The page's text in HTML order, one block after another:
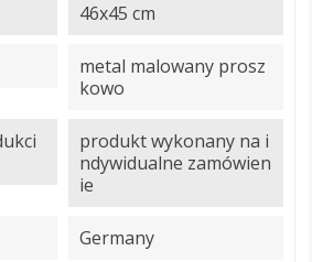
46x45 cm
metal malowany prosz
kowo
produkt wykonany na i
ndywidualne zamówien
ie
Germany